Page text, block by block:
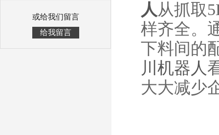
或给我们留言
给我留言
人从抓取
样齐全。
下料间的
川机器人
大大减少